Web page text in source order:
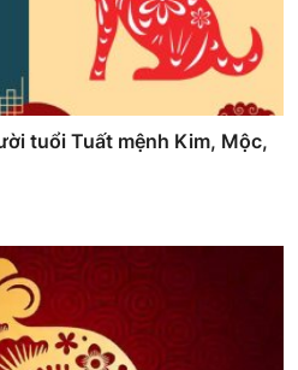
tuổi Tuất mệnh Kim, Mộc,